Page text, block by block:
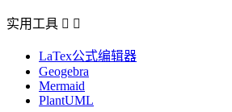
实用工具  
LaTex公式编辑器
Geogebra
Mermaid
PlantUML